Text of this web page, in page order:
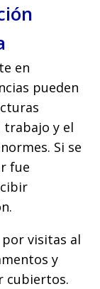
en
pueden
trabajo y el
Si se
fue
visitas al
y
cubiertos.